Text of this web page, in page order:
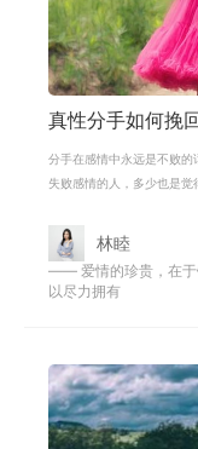
真性分手如何挽
分手在感情中永远是不败
失败感情的人，多少也是觉
林睦
—— 爱情的珍贵，在于
以尽力拥有